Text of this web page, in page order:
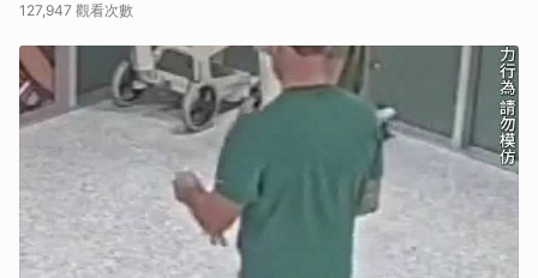
127,947 觀看次數